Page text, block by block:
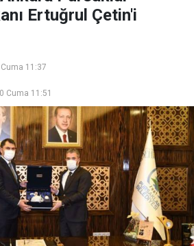
Ertuğrul Çetin'i
11:37
Cuma 11:51